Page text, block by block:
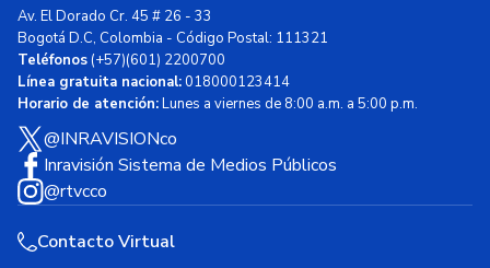
Av. El Dorado Cr. 45 # 26 - 33
Bogotá D.C, Colombia - Código Postal: 111321
Teléfonos(+57)(601) 2200700
Línea gratuita nacional:018000123414
Horario de atención:Lunes a viernes de 8:00 a.m. a 5:00 p.m.
@INRAVISIONco
Inravisión Sistema de Medios Públicos
@rtvcco
Contacto Virtual